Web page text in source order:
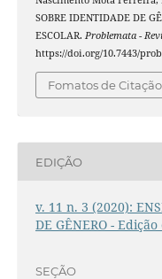
SOBRE IDENTIDADE DE
ESCOLAR. Problemata -
https://doi.org/10.7443/
Fomatos de Citação
EDIÇÃO
v. 11 n. 3 (2020):
DE GÊNERO -
SEÇÃO